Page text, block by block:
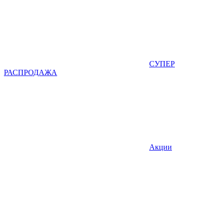
СУПЕР
РАСПРОДАЖА
Акции